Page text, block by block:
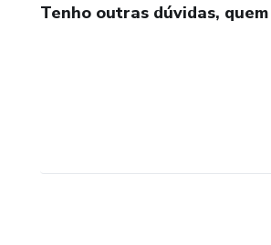
Tenho outras dúvidas,